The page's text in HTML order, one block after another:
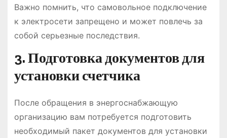
Важно помнить, что самовольное подключение
к электросети запрещено и может повлечь за
собой серьезные последствия.
3. Подготовка документов для
установки счетчика
После обращения в энергоснабжающую
организацию вам потребуется подготовить
необходимый пакет документов для установки